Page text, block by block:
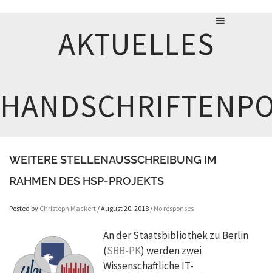
AKTUELLES
WEITERE STELLENAUSSCHREIBUNG IM
RAHMEN DES HSP-PROJEKTS
Posted by Christoph Mackert / August 20, 2018 / No responses
An der Staatsbibliothek zu Berlin
(SBB-PK) werden zwei
Wissenschaftliche IT-